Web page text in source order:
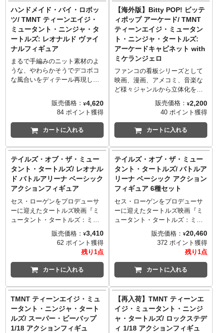
ン＆ピーター・レアードにより
ミラージュコミックスで誕生
し、アニメーションでさらに大
人気となった『ティーンエイ
ジ・ミュータント・ニンジャ・
タートルズ』。ついに「ハンド
メイド・バイ・ロボッツ」に仲
間入りです。こちらはサイの両
1984年、ケヴィン・イーストマ
ン＆ピーター・レアードにより
ミラージュコミックスで誕生
し、アニメーションでさらに大
人気となった『ティーンエイ
ジ・ミュータント・ニンジャ・
タートルズ』。ついに「ハンド
メイド・バイ・ロボッツ」に仲
間入りです。こちらは一番ニヤ
リ度が高い！？ドナテロ！
ハンドメイド・バイ・ロボッ
ツ/ TMNT ティーンエイジ・
ミュータント・ニンジャ・タ
ートルズ: レオナルド ヴァイ
ナルフィギュア
まるで手編みのニット素材のよ
うな、やわらかそうでデコボコ
な風合いをディテール再現し
ルフィギュアをリリースする
「ハンドメイド・バイ・ロボッ
ツ」。おしり辺りから出たタグ
まで再現する熱の入れようには
ビックリ！
ン＆ピーター・レアードにより
ミラージュコミックスで誕生
し、アニメーションでさらに大
人気となった『ティーンエイ
ジ・ミュータント・ニンジャ・
タートルズ』。ついに「ハンド
メイド・バイ・ロボッツ」に仲
間入りです。こちらは顔の前で
販売価格： ¥4,620
84 ポイント獲得
カートに入れる
【海外版】Bitty POP! ビッテ
ィポップ アーケード/ TMNT
ティーンエイジ・ミュータン
ト・ニンジャ・タートルズ:
アーケードキャビネット with
ミケランジェロ
ファンコの看板シリーズとして
映画、漫画、アメコミ、音楽な
ど様々ジャンルから立体化を行
う「POP！」シリーズを、手の
ひらサイズの全高約3cmにギュ
ギュっと縮めた「Bitty POP!
（ビッティポップ）」。こちら
は、「Bitty POP!（ビッティポ
ップ）」をアーケード筐体にデ
ィスプレイ出来るアーケードシ
リーズ！1984年に誕生し、現在
もなお愛され続けられ、アーケ
ードゲームもリリースされてい
るタートルズがラインナップ。
販売価格： ¥2,200
40 ポイント獲得
カートに入れる
テイルズ・オブ・ザ・ミュー
タント・タートルズ/ レオナル
ド バトルアリーナ ベーシック
アクションフィギュア
セス・ローゲンをプロデューサ
ーに迎えたタートルズ映画『ミ
ュータント・タートルズ：ミュ
ータント・パニック！』で、ス
ーパーフライをやっつけ、街の
ヒーローとなったタートルズた
ちのその後を描いたアニメシリ
ーズ『テイルズ・オブ・ザ・ミ
ュータント・タートルズ』か
のレオナルドが登場！バトルに
備えて武器も新たに新調！
販売価格： ¥3,410
62 ポイント獲得
残り1点
カートに入れる
テイルズ・オブ・ザ・ミュー
タント・タートルズ/ バトルア
リーナ ベーシック アクション
フィギュア 6種セット
セス・ローゲンをプロデューサ
ーに迎えたタートルズ映画『ミ
ュータント・タートルズ：ミュ
ータント・パニック！』で、ス
ーパーフライをやっつけ、街の
ヒーローとなったタートルズた
ちのその後を描いたアニメシリ
ーズ『テイルズ・オブ・ザ・ミ
ュータント・タートルズ』か
に着けた「バトルアリーナ」版
のタートルズたちが登場！バト
ルに備えてそれぞれの武器も新
たに新調！
販売価格： ¥20,460
372 ポイント獲得
残り1点
カートに入れる
TMNT ティーンエイジ・ミュ
ータント・ニンジャ・タート
ルズ/ スーパー・ビーバップ
1/18 アクションフィギュ
【再入荷】TMNT ティーンエ
イジ・ミュータント・ニンジ
ャ・タートルズ/ ロックステデ
ィ 1/18 アクションフィギュ